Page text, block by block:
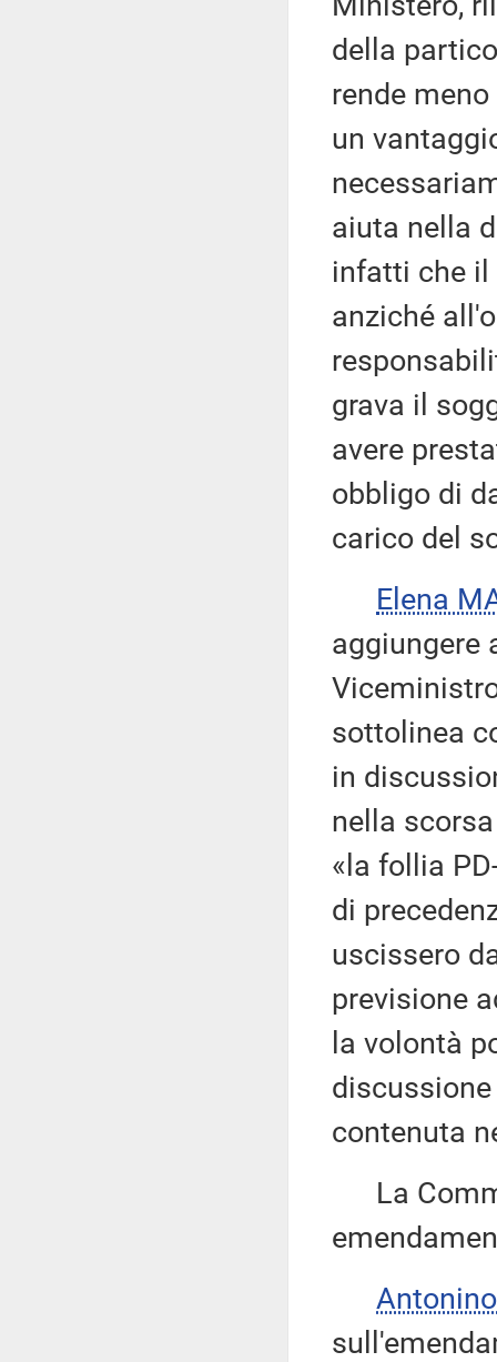
della
rende
un
aiuta nella
infatti che il
anziché
grava il
avere
obbligo di
carico del
Elena
aggiungere
sottolinea
in
nella
«la follia
di
uscissero
previsione
la volontà
contenuta
La